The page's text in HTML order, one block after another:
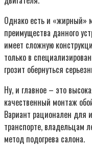
Однако есть и «жирный»
преимущества данного
имеет сложную
только в
грозит обернуться
Ну, и главное – это
качественный монтаж
Вариант рационален для
транспорте, владельцам
метод подогрева салона.